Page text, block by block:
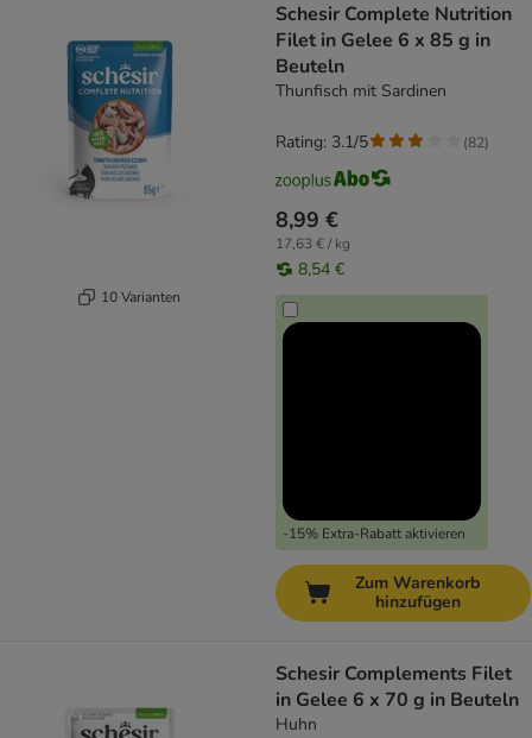
10 Varianten
Schesir Complete Nutrition
Filet in Gelee 6 x 85 g in
Beuteln
Thunfisch mit Sardinen
8,99 €
17,63 € / kg
8,54 €
-15% Extra-Rabatt aktivieren
Rating: 3.1/5 (82)
Zum Warenkorb
hinzufügen
Schesir Complements Filet
in Gelee 6 x 70 g in Beuteln
Huhn